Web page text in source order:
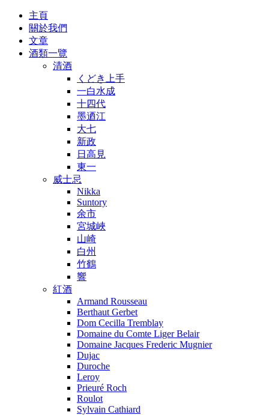
主頁
關於我們
文章
酒類一覽
清酒
くどき上手
一白水成
十四代
墨迺江
大七
新政
日高見
東一
威士忌
Nikka
Suntory
余市
宮城峽
山崎
白州
竹鶴
響
紅酒
Armand Rousseau
Berthaut Gerbet
Dom Cecilla Tremblay
Domaine du Comte Liger Belair
Domaine Jacques Frederic Mugnier
Dujac
Duroche
Leroy
Prieuré Roch
Roulot
Sylvain Cathiard